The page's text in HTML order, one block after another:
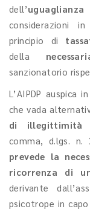
dell’
considerazioni
principio di
della
sanzionatorio
L’AIPDP auspica
che vada
di illegittimità
comma, d.lgs.
prevede la
ricorrenza di
derivante
psicotrope in